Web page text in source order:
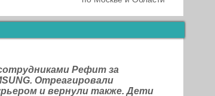
Рефит за
Отреагировали
и вернули также. Дети